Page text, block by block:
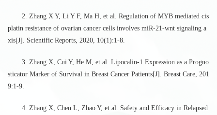
2. Zhang X Y, Li Y F, Ma H, et al. Regulation of MYB mediated cis
platin resistance of ovarian cancer cells involves miR-21-wnt signaling a
xis[J]. Scientific Reports, 2020, 10(1):1-8.
3. Zhang X , Cui Y, He M, et al. Lipocalin-1 Expression as a Progno
sticator Marker of Survival in Breast Cancer Patients[J]. Breast Care, 201
9:1-9.
4. Zhang X , Chen L, Zhao Y, et al. Safety and Efficacy in Relapsed